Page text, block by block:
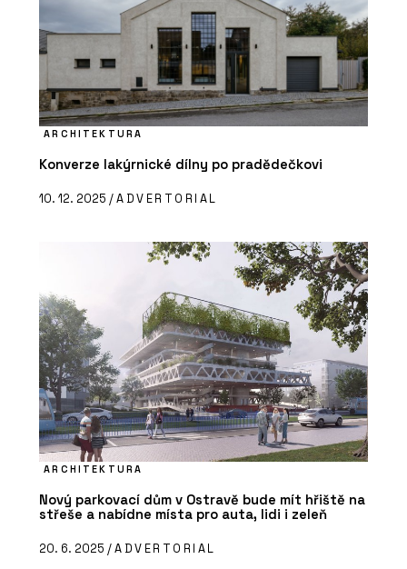
ARCHITEKTURA
Konverze lakýrnické dílny po pradědečkovi
10. 12. 2025 /ADVERTORIAL
ARCHITEKTURA
Nový parkovací dům v Ostravě bude mít hřiště na
střeše a nabídne místa pro auta, lidi i zeleň
20. 6. 2025 /ADVERTORIAL